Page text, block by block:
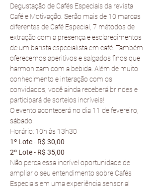
Degustação de Cafés Especiais da revista
Café e Motivação. Serão mais de 10 marcas
diferentes de Café Especial, 7 métodos de
extração com a presença e esclarecimentos
de um barista especialista em café. Também
oferecemos aperitivos e salgados finos que
harmonizam com a bebida. Além de muito
conhecimento e interação com os
convidados, você ainda receberá brindes e
participará de sorteios incríveis!
O evento acontecerá no dia 11 de fevereiro,
sábado.
Horário: 10h às 13h30
1º Lote - R$ 30,00
2º Lote - R$ 35,00
Não perca essa incrível oportunidade de
ampliar o seu entendimento sobre Cafés
Especiais em uma experiência sensorial